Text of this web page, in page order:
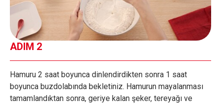
ADIM 2
Hamuru 2 saat boyunca dinlendirdikten sonra 1 saat
boyunca buzdolabında bekletiniz. Hamurun mayalanması
tamamlandıktan sonra, geriye kalan şeker, tereyağı ve